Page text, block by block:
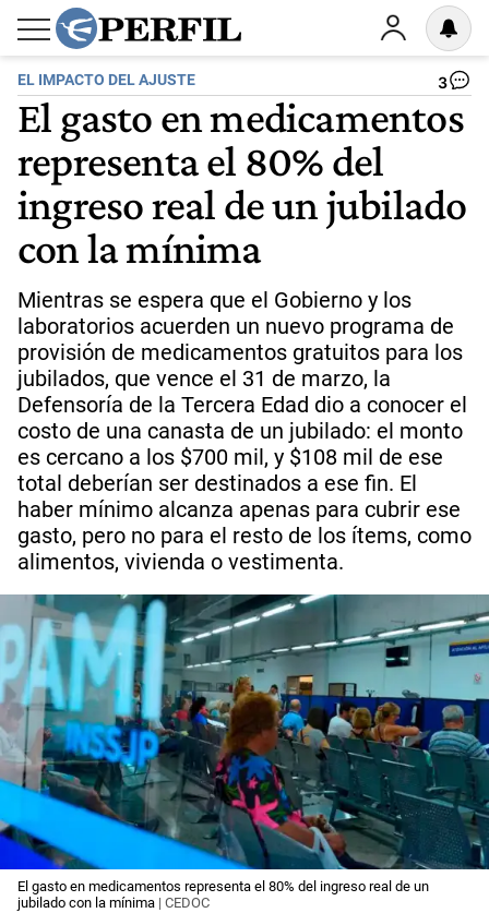
EL IMPACTO DEL AJUSTE 3
El gasto en medicamentos
representa el 80% del
ingreso real de un jubilado
con la mínima
Mientras se espera que el Gobierno y los
laboratorios acuerden un nuevo programa de
provisión de medicamentos gratuitos para los
jubilados, que vence el 31 de marzo, la
Defensoría de la Tercera Edad dio a conocer el
costo de una canasta de un jubilado: el monto
es cercano a los $700 mil, y $108 mil de ese
total deberían ser destinados a ese fin. El
haber mínimo alcanza apenas para cubrir ese
gasto, pero no para el resto de los ítems, como
alimentos, vivienda o vestimenta.
El gasto en medicamentos representa el 80% del ingreso real de un
jubilado con la mínima | CEDOC